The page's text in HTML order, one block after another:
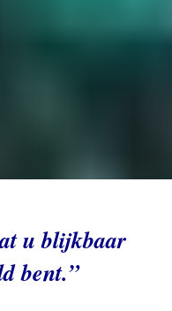
u blijkbaar
bent.”